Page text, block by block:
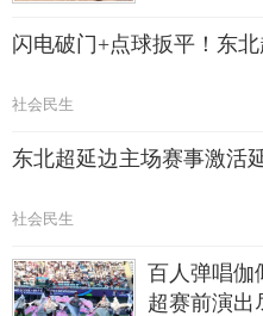
闪电破门+点球扳平！东
社会民生
东北超延边主场赛事激活
社会民生
百人弹唱伽
超赛前演出